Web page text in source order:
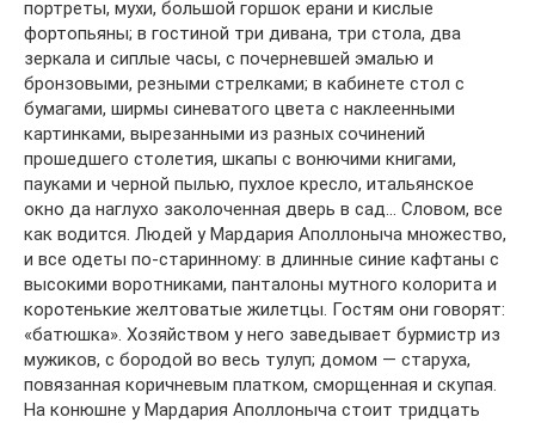
портреты, мухи, большой горшок ерани и кислые
фортопьяны; в гостиной три дивана, три стола, два
зеркала и сиплые часы, с почерневшей эмалью и
бронзовыми, резными стрелками; в кабинете стол с
бумагами, ширмы синеватого цвета с наклеенными
картинками, вырезанными из разных сочинений
прошедшего столетия, шкапы с вонючими книгами,
пауками и черной пылью, пухлое кресло, итальянское
окно да наглухо заколоченная дверь в сад… Словом, все
как водится. Людей у Мардария Аполлоныча множество,
и все одеты по-старинному: в длинные синие кафтаны с
высокими воротниками, панталоны мутного колорита и
коротенькие желтоватые жилетцы. Гостям они говорят:
«батюшка». Хозяйством у него заведывает бурмистр из
мужиков, с бородой во весь тулуп; домом — старуха,
повязанная коричневым платком, сморщенная и скупая.
На конюшне у Мардария Аполлоныча стоит тридцать